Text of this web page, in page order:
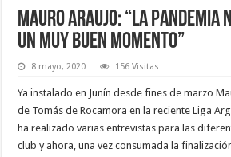
Mauro Araujo: “La pandemia
un muy buen momento”
8 mayo, 2020 156 Visitas
Ya instalado en Junín desde fines de marzo
de Tomás de Rocamora en la reciente Liga
ha realizado varias entrevistas para las
club y ahora, una vez consumada la